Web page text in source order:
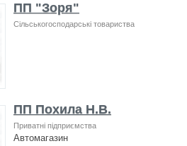
ПП "Зоря"
Сільськогосподарські товариства
ПП Похила Н.В.
Приватні підприємства
Автомагазин